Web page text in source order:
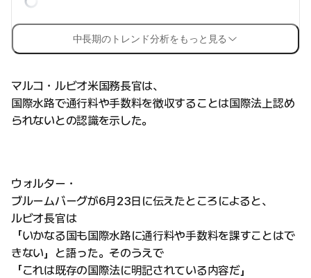
中長期のトレンド分析をもっと見る
マルコ・ルビオ米国務長官は、
国際水路で通行料や手数料を徴収することは国際法上認め
られないとの認識を示した。
ウォルター・
ブルームバーグが6月23日に伝えたところによると、
ルビオ長官は
「いかなる国も国際水路に通行料や手数料を課すことはで
きない」と語った。そのうえで
「これは既存の国際法に明記されている内容だ」